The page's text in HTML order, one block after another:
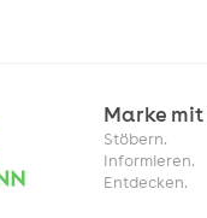
Marke
Stöbern.
Informieren.
Entdecken.